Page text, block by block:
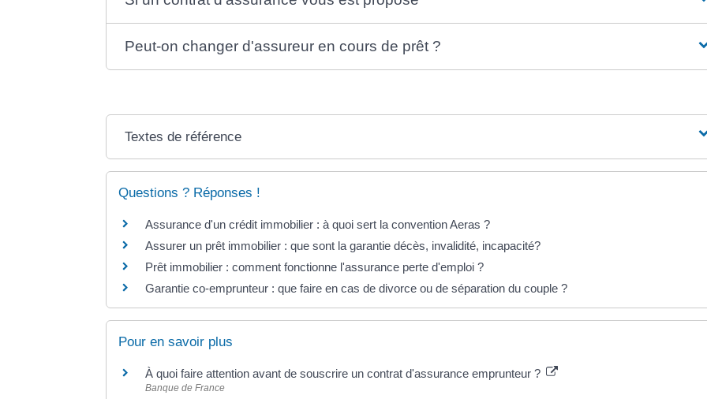
Peut-on changer d'assureur en cours de prêt ?
Textes de référence
Questions ? Réponses !
Assurance d'un crédit immobilier : à quoi sert la convention Aeras ?
Assurer un prêt immobilier : que sont la garantie décès, invalidité, incapacité?
Prêt immobilier : comment fonctionne l'assurance perte d'emploi ?
Garantie co-emprunteur : que faire en cas de divorce ou de séparation du couple ?
Pour en savoir plus
À quoi faire attention avant de souscrire un contrat d'assurance emprunteur ?
Banque de France